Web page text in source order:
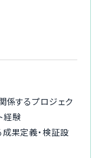
係するプロジェク
経験
成果定義・検証設